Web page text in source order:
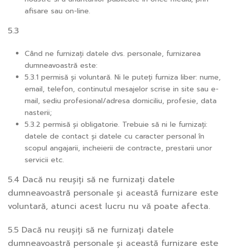
afisare sau on-line.
5.3
Când ne furnizați datele dvs. personale, furnizarea
dumneavoastră este:
5.3.1 permisă și voluntară. Ni le puteți furniza liber: nume,
email, telefon, continutul mesajelor scrise in site sau e-
mail, sediu profesional/adresa domiciliu, profesie, data
nasterii;
5.3.2 permisă și obligatorie. Trebuie să ni le furnizați:
datele de contact și datele cu caracter personal în
scopul angajarii, incheierii de contracte, prestarii unor
servicii etc.
5.4 Dacă nu reușiți să ne furnizați datele
dumneavoastră personale și această furnizare este
voluntară, atunci acest lucru nu vă poate afecta.
5.5 Dacă nu reușiți să ne furnizați datele
dumneavoastră personale și această furnizare este